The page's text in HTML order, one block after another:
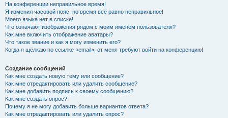
На конференции неправильное время!
Я изменил часовой пояс, но время всё равно неправильное!
Моего языка нет в списке!
Что означают изображения рядом с моим именем пользователя?
Как мне включить отображение аватары?
Что такое звание и как я могу изменить его?
Когда я щёлкаю по ссылке «email», от меня требуют войти на конференцию!
Создание сообщений
Как мне создать новую тему или сообщение?
Как мне отредактировать или удалить сообщение?
Как мне добавить подпись к своему сообщению?
Как мне создать опрос?
Почему я не могу добавить больше вариантов ответа?
Как мне отредактировать или удалить опрос?